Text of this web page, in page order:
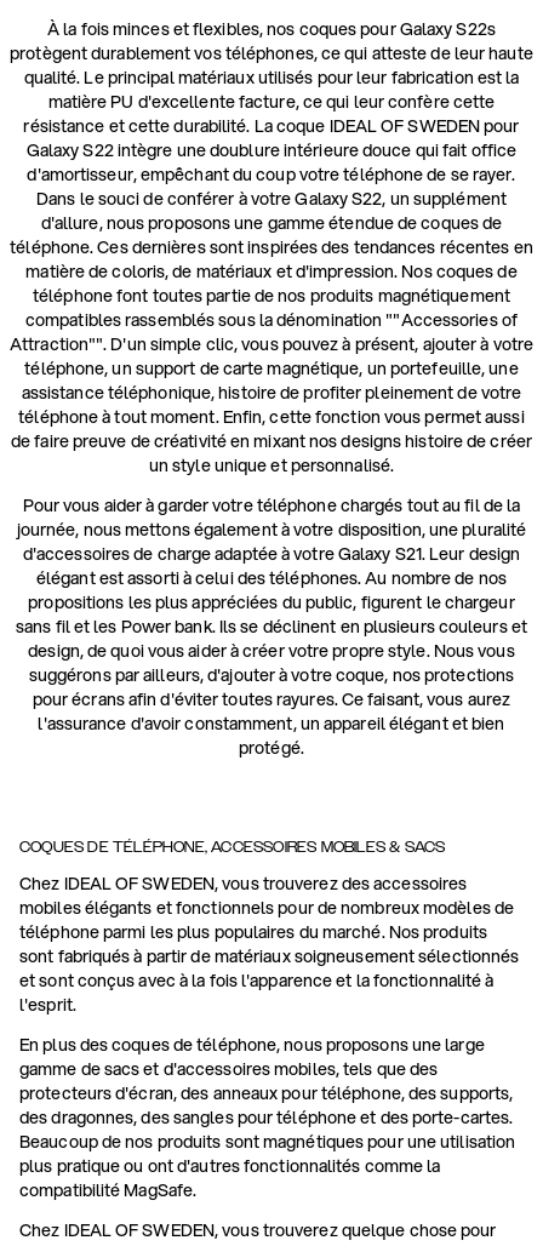
À la fois minces et flexibles, nos coques pour Galaxy S22s
protègent durablement vos téléphones, ce qui atteste de leur haute
qualité. Le principal matériaux utilisés pour leur fabrication est la
matière PU d'excellente facture, ce qui leur confère cette
résistance et cette durabilité. La coque IDEAL OF SWEDEN pour
Galaxy S22 intègre une doublure intérieure douce qui fait office
d'amortisseur, empêchant du coup votre téléphone de se rayer.
Dans le souci de conférer à votre Galaxy S22, un supplément
d'allure, nous proposons une gamme étendue de coques de
téléphone. Ces dernières sont inspirées des tendances récentes en
matière de coloris, de matériaux et d'impression. Nos coques de
téléphone font toutes partie de nos produits magnétiquement
compatibles rassemblés sous la dénomination ""Accessories of
Attraction"". D'un simple clic, vous pouvez à présent, ajouter à votre
téléphone, un support de carte magnétique, un portefeuille, une
assistance téléphonique, histoire de profiter pleinement de votre
téléphone à tout moment. Enfin, cette fonction vous permet aussi
de faire preuve de créativité en mixant nos designs histoire de créer
un style unique et personnalisé.
Pour vous aider à garder votre téléphone chargés tout au fil de la
journée, nous mettons également à votre disposition, une pluralité
d'accessoires de charge adaptée à votre Galaxy S21. Leur design
élégant est assorti à celui des téléphones. Au nombre de nos
propositions les plus appréciées du public, figurent le chargeur
sans fil et les Power bank. Ils se déclinent en plusieurs couleurs et
design, de quoi vous aider à créer votre propre style. Nous vous
suggérons par ailleurs, d'ajouter à votre coque, nos protections
pour écrans afin d'éviter toutes rayures. Ce faisant, vous aurez
l'assurance d'avoir constamment, un appareil élégant et bien
protégé.
COQUES DE TÉLÉPHONE, ACCESSOIRES MOBILES & SACS
Chez IDEAL OF SWEDEN, vous trouverez des accessoires
mobiles élégants et fonctionnels pour de nombreux modèles de
téléphone parmi les plus populaires du marché. Nos produits
sont fabriqués à partir de matériaux soigneusement sélectionnés
et sont conçus avec à la fois l'apparence et la fonctionnalité à
l'esprit.
En plus des coques de téléphone, nous proposons une large
gamme de sacs et d'accessoires mobiles, tels que des
protecteurs d'écran, des anneaux pour téléphone, des supports,
des dragonnes, des sangles pour téléphone et des porte-cartes.
Beaucoup de nos produits sont magnétiques pour une utilisation
plus pratique ou ont d'autres fonctionnalités comme la
compatibilité MagSafe.
Chez IDEAL OF SWEDEN, vous trouverez quelque chose pour